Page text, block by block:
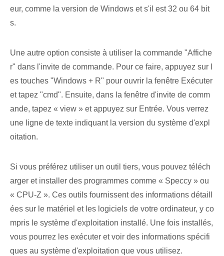
eur, comme la version de Windows et s'il est 32 ou 64 bit
s.
Une autre option consiste à utiliser la commande "Affiche
r" dans l'invite de commande. Pour ce faire, appuyez sur l
es touches "Windows + R" pour ouvrir la fenêtre Exécuter
et tapez "cmd". Ensuite, dans la fenêtre d'invite de comm
ande, tapez « view » et appuyez sur Entrée. Vous verrez
une ligne de texte indiquant la version du système d'expl
oitation.
Si vous préférez utiliser un outil tiers, vous pouvez téléch
arger et installer des programmes comme « Speccy » ou
« CPU-Z ». Ces outils fournissent des informations détaill
ées sur le matériel et les logiciels de votre ordinateur, y co
mpris le système d'exploitation installé. Une fois installés,
vous pourrez les exécuter et voir des informations spécifi
ques au système d'exploitation que vous utilisez.